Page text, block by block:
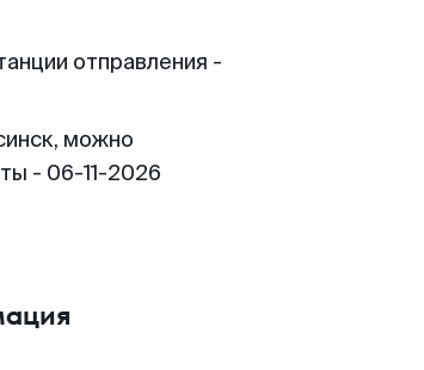
отправления -
можно
- 06-11-2026